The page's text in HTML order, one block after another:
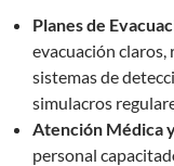
Planes de
evacuación claros,
sistemas de
simulacros
Atención Médica
personal